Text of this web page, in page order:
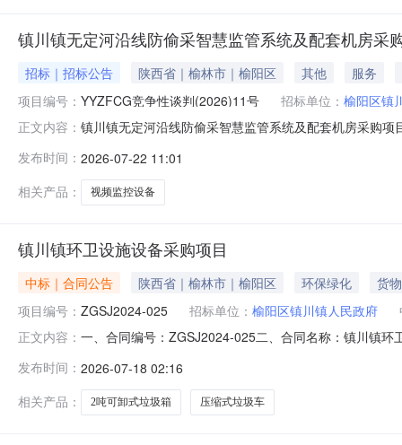
镇川镇无定河沿线防偷采智慧监管系统及配套机房采
招标｜招标公告 陕西省｜榆林市｜榆阳区 其他
服务
项目编号： YYZFCG竞争性谈判(2026)11号 招标单位： 榆阳区镇
正文内容： 镇川镇无定河沿线防偷采智慧监管系统及配套机房采购
1(镇川镇无定河沿线防偷采智慧监管系统及配套机房采
发布时间： 2026-07-22 11:01
相关产品：
视频监控设备
镇川镇环卫设施设备采购项目
中标｜合同公告 陕西省｜榆林市｜榆阳区 环保绿化
货物
项目编号： ZGSJ2024-025 招标单位： 榆阳区镇川镇人民政府
正文内容： 一、合同编号：ZGSJ2024-025二、合同名称：镇川镇
17795858444六、合同主要信息主要标的名称：
发布时间： 2026-07-18 02:16
相关产品：
2吨可卸式垃圾箱 压缩式垃圾车